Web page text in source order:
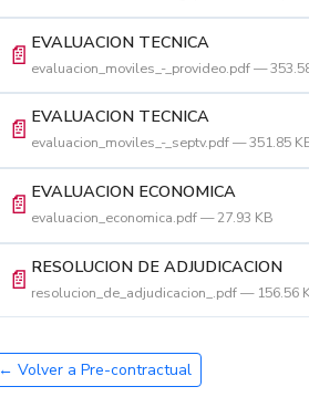
📄 EVALUACION TECNICA
evaluacion_moviles_-_provideo.pdf —
📄 EVALUACION TECNICA
evaluacion_moviles_-_septv.pdf — 351.85
📄 EVALUACION ECONOMICA
evaluacion_economica.pdf — 27.93 KB
📄 RESOLUCION DE ADJUDICACION
resolucion_de_adjudicacion_.pdf — 156.56
← Volver a Pre-contractual